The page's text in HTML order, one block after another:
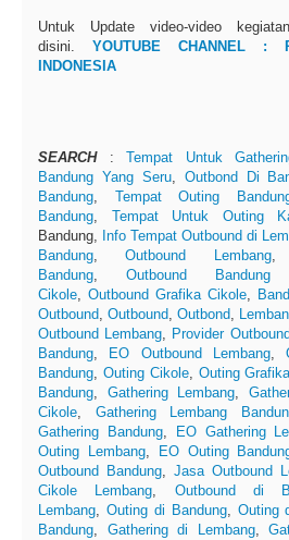
Untuk Update video-video
disini. YOUTUBE CHANNEL :
INDONESIA
SEARCH:Tempat Untuk
Bandung Yang Seru, Outbond Di
Bandung, Tempat Outing
Bandung, Tempat Untuk Outing
Bandung, Info Tempat Outbound di
Bandung,Outbound Lembang
Bandung, Outbound Bandung
Cikole, Outbound Grafika Cikole,
Outbound, Outbound, Outbond,
Outbound Lembang, Provider
Bandung, EO Outbound Lembang,
Bandung, Outing Cikole, Outing
Bandung, Gathering Lembang,
Cikole, Gathering Lembang
Gathering Bandung, EO Gathering
Outing Lembang, EO Outing
Outbound Bandung, Jasa Outbound
Cikole Lembang, Outbound di
Lembang, Outing di Bandung, Outing
Bandung, Gathering di Lembang,